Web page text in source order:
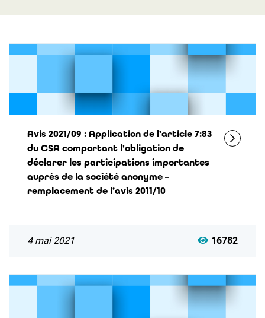
Avis 2021/09 : Application de l’article 7:83
du CSA comportant l'obligation de
déclarer les participations importantes
auprès de la société anonyme –
remplacement de l’avis 2011/10
4 mai 2021 16782